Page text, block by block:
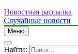
Новостная рассылка
Случайные новости
Меню
Найти: